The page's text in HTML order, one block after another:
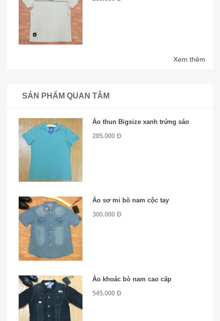
Xem thêm
SẢN PHẨM QUAN TÂM
Áo thun Bigsize xanh trứng sáo
285.000 Đ
Áo sơ mi bò nam cộc tay
300.000 Đ
Áo khoác bò nam cao cấp
545.000 Đ